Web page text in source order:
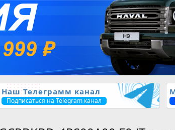
Наш Телеграмм канал
Подписаться на Telegram канал